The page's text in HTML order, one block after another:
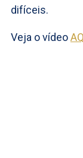
difíceis.
Veja o vídeo